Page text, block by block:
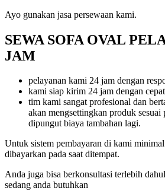
Ayo gunakan jasa persewaan kami.
SEWA SOFA OVAL
JAM
pelayanan kami 24 jam dengan
kami siap kirim 24 jam dengan
tim kami sangat profesional dan
akan mengsettingkan produk sesuai
dipungut biaya tambahan lagi.
Untuk sistem pembayaran di kami
dibayarkan pada saat ditempat.
Anda juga bisa berkonsultasi terlebih
sedang anda butuhkan